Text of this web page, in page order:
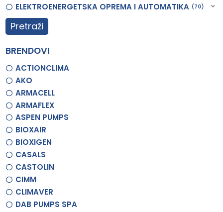
ELEKTROENERGETSKA OPREMA I AUTOMATIKA 70
Pretraži
BRENDOVI
ACTIONCLIMA
AKO
ARMACELL
ARMAFLEX
ASPEN PUMPS
BIOXAIR
BIOXIGEN
CASALS
CASTOLIN
CIMM
CLIMAVER
DAB PUMPS SPA